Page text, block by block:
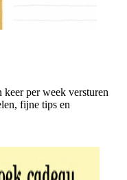
per week versturen
fijne tips en